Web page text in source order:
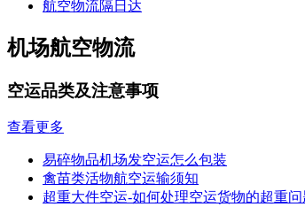
航空物流隔日达
机场航空物流
空运品类及注意事项
查看更多
易碎物品机场发空运怎么包装
禽苗类活物航空运输须知
超重大件空运-如何处理空运货物的超重问